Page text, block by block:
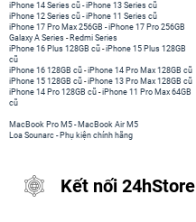
iPhone 14 Series cũ -iPhone 13 Series cũ
iPhone 12 Series cũ -iPhone 11 Series cũ
iPhone 17 Pro Max 256GB -iPhone 17 Pro 256GB
Galaxy A Series - Redmi Series
iPhone 16 Plus 128GB cũ -iPhone 15 Plus 128GB
cũ
iPhone 16 128GB cũ -iPhone 14 Pro Max 128GB cũ
iPhone 15 128GB cũ -iPhone 13 Pro Max 128GB cũ
iPhone 14 Pro 128GB cũ -iPhone 11 Pro Max 64GB
cũ
MacBook Pro M5 - MacBook Air M5
Loa Sounarc - Phụ kiện chính hãng
Kết nối 24hStore